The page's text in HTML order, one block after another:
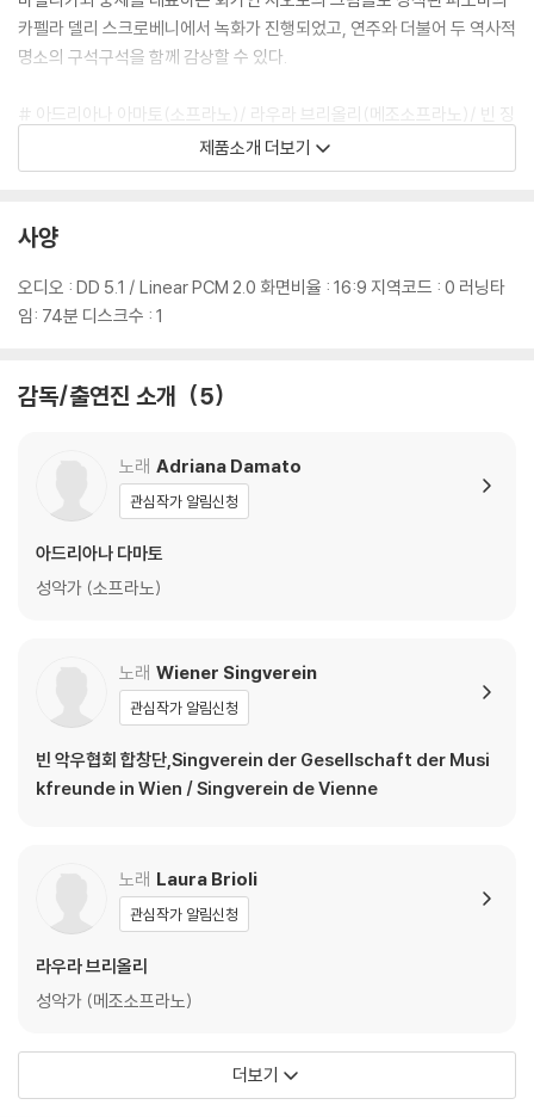
카펠라 델리 스크로베니에서 녹화가 진행되었고, 연주와 더불어 두 역사적
명소의 구석구석을 함께 감상할 수 있다.
# 아드리아나 아마토(소프라노)/ 라우라 브리올리(메조소프라노)/ 빈 징
아카데미 합창단/ 클라우디오 시모네(지휘)/ 이 솔리스티 베네티
Concerto in C Major RV 581
Salve Regina RV 616
Sonata Al Santo Sepolcro RV 130
Stabat Mater RV 621
Concerto in D Major RV 562
III movement: Allegro
※ 4K블루레이, 3D 블루레이 재생 관련 안내
1) 4K UHD 디스크는 대용량의 데이터 전송이 필요하므로 4K전용 플레
이트, 대용량 케이블 사용이 필수입니다.
2) 3D 블루레이는 전용 플레이어와 3D 지원 TV를 통해서만 재생 가능합
※ 아웃케이스/구성품/포장 상태
제품소개 더보기
사양
오디오 : DD 5.1 / Linear PCM 2.0 화면비율 : 16:9 지역코드 : 0 러닝타
임: 74분 디스크수 : 1
감독/출연진 소개 5
노래 Adriana Damato
관심작가 알림신청
아드리아나 다마토
성악가 (소프라노)
노래 Wiener Singverein
관심작가 알림신청
빈 악우협회 합창단,Singverein der Gesellschaft der Musi
kfreunde in Wien / Singverein de Vienne
노래 Laura Brioli
관심작가 알림신청
라우라 브리올리
성악가 (메조소프라노)
더보기